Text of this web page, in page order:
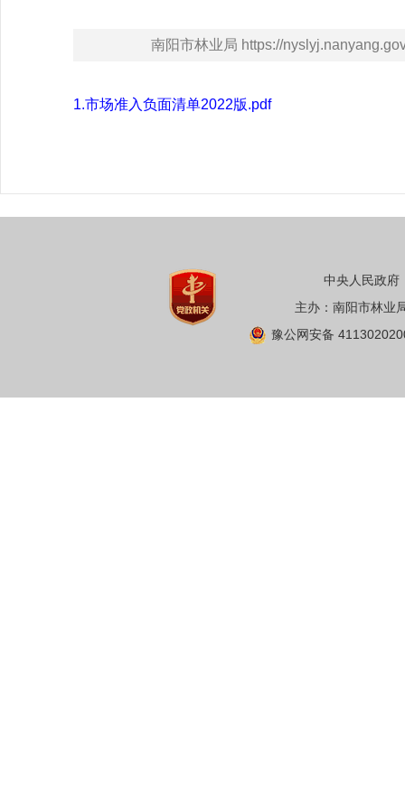
南阳市林业局 https://
1.市场准入负面清单2022版.pdf
中央人民政府
主办：南阳市林
豫公网安备